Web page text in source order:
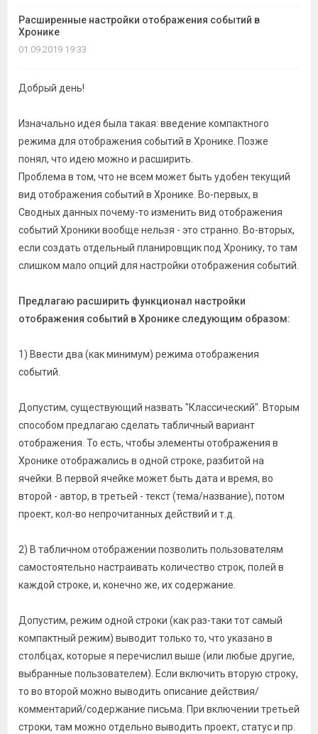
Расширенные настройки отображения событий в
Хронике
01.09.2019 19:33
Добрый день!
Изначально идея была такая: введение компактного
режима для отображения событий в Хронике. Позже
понял, что идею можно и расширить.
Проблема в том, что не всем может быть удобен текущий
вид отображения событий в Хронике. Во-первых, в
Сводных данных почему-то изменить вид отображения
событий Хроники вообще нельзя - это странно. Во-вторых,
если создать отдельный планировщик под Хронику, то там
слишком мало опций для настройки отображения событий.
Предлагаю расширить функционал настройки
отображения событий в Хронике следующим образом:
1) Ввести два (как минимум) режима отображения
событий.
Допустим, существующий назвать "Классический". Вторым
способом предлагаю сделать табличный вариант
отображения. То есть, чтобы элементы отображения в
Хронике отображались в одной строке, разбитой на
ячейки. В первой ячейке может быть дата и время, во
второй - автор, в третьей - текст (тема/название), потом
проект, кол-во непрочитанных действий и т.д.
2) В табличном отображении позволить пользователям
самостоятельно настраивать количество строк, полей в
каждой строке, и, конечно же, их содержание.
Допустим, режим одной строки (как раз-таки тот самый
компактный режим) выводит только то, что указано в
столбцах, которые я перечислил выше (или любые другие,
выбранные пользователем). Если включить вторую строку,
то во второй можно выводить описание действия/
комментарий/содержание письма. При включении третьей
строки, там можно отдельно выводить проект, статус и пр.